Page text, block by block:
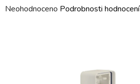
Průměrné
Neohodnoceno Podrobnosti hodnocení